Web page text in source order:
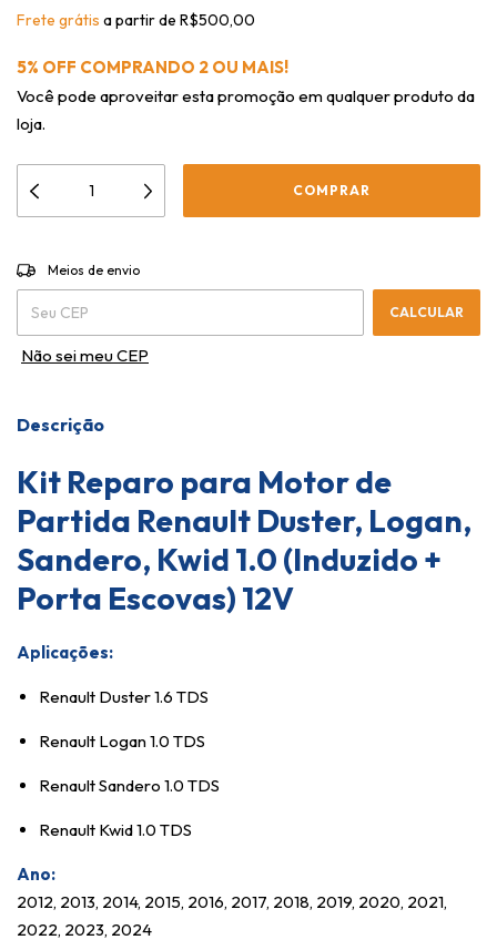
Frete grátis a partir de R$500,00
5% OFF COMPRANDO 2 OU MAIS!
Você pode aproveitar esta promoção em qualquer produto da
loja.
Entregas para o CEP:
Meios de envio
CALCULAR
Não sei meu CEP
Descrição
Kit Reparo para Motor de
Partida Renault Duster, Logan,
Sandero, Kwid 1.0 (Induzido +
Porta Escovas) 12V
Aplicações:
Renault Duster 1.6 TDS
Renault Logan 1.0 TDS
Renault Sandero 1.0 TDS
Renault Kwid 1.0 TDS
Ano:
2012, 2013, 2014, 2015, 2016, 2017, 2018, 2019, 2020, 2021,
2022, 2023, 2024